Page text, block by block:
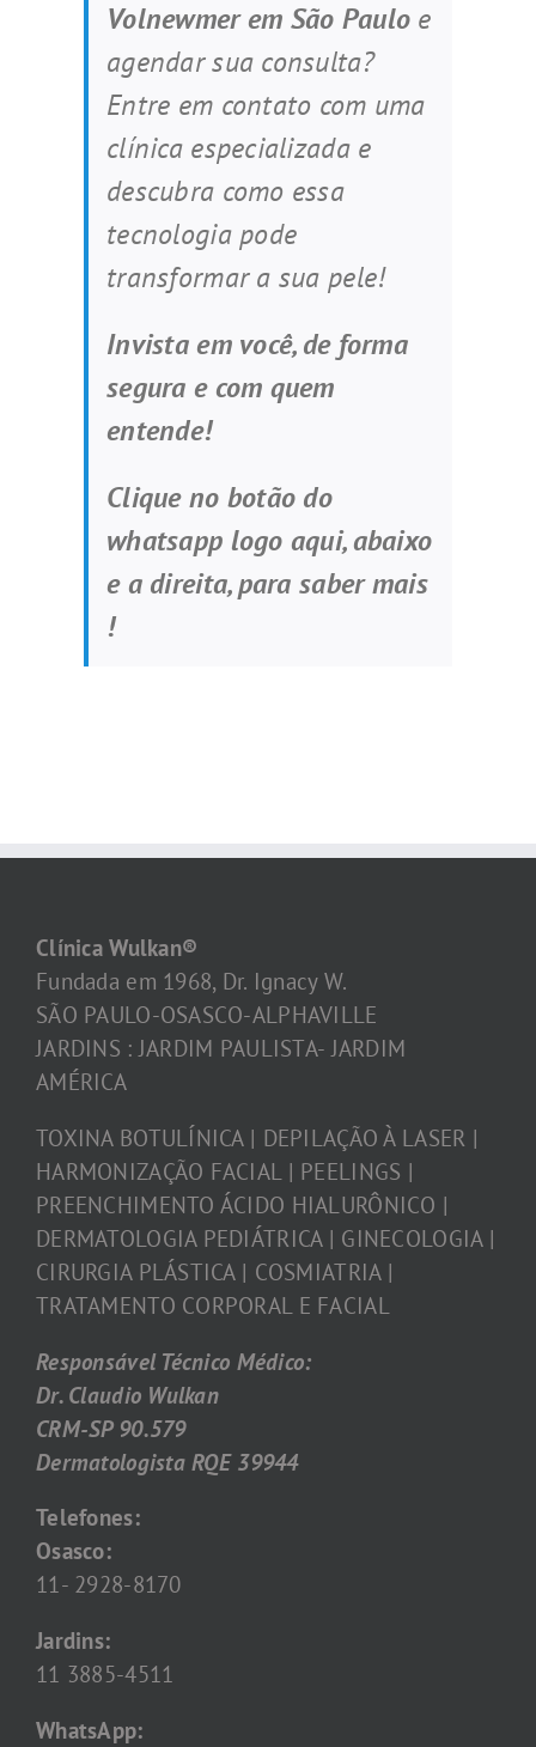
Volnewmer em São Paulo e
agendar sua consulta?
Entre em contato com uma
clínica especializada e
descubra como essa
tecnologia pode
transformar a sua pele!
Invista em você, de forma
segura e com quem
entende!
Clique no botão do
whatsapp logo aqui, abaixo
e a direita, para saber mais
!
Clínica Wulkan®
Fundada em 1968, Dr. Ignacy W.
SÃO PAULO-OSASCO-ALPHAVILLE
JARDINS : JARDIM PAULISTA- JARDIM
AMÉRICA
TOXINA BOTULÍNICA | DEPILAÇÃO À LASER |
HARMONIZAÇÃO FACIAL | PEELINGS |
PREENCHIMENTO ÁCIDO HIALURÔNICO |
DERMATOLOGIA PEDIÁTRICA | GINECOLOGIA |
CIRURGIA PLÁSTICA | COSMIATRIA |
TRATAMENTO CORPORAL E FACIAL
Responsável Técnico Médico:
Dr. Claudio Wulkan
CRM-SP 90.579
Dermatologista RQE 39944
Telefones:
Osasco:
11- 2928-8170
Jardins:
11 3885-4511
WhatsApp: